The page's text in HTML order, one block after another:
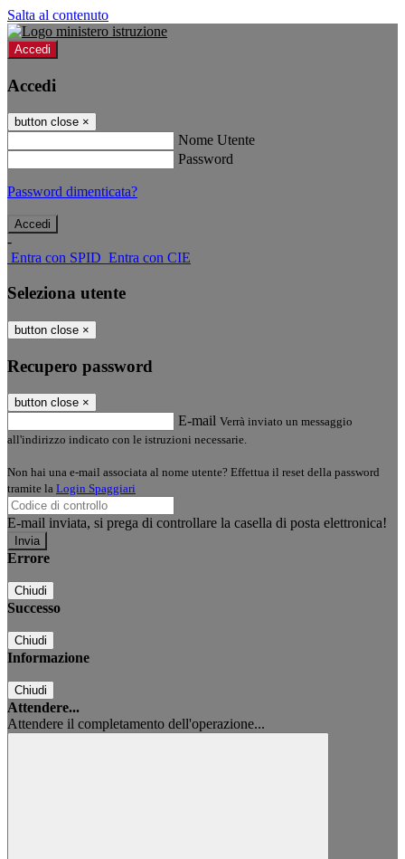
Salta al contenuto
Accedi
Accedi
button close ×
Nome Utente
Password
Password dimenticata?
-
Entra con SPID Entra con CIE
Seleziona utente
button close ×
Recupero password
button close ×
E-mail Verrà inviato un messaggio
all'indirizzo indicato con le istruzioni necessarie.
Non hai una e-mail associata al nome utente? Effettua il reset della password
tramite la Login Spaggiari
E-mail inviata, si prega di controllare la casella di posta elettronica!
Errore
Chiudi
Successo
Chiudi
Informazione
Chiudi
Attendere...
Attendere il completamento dell'operazione...